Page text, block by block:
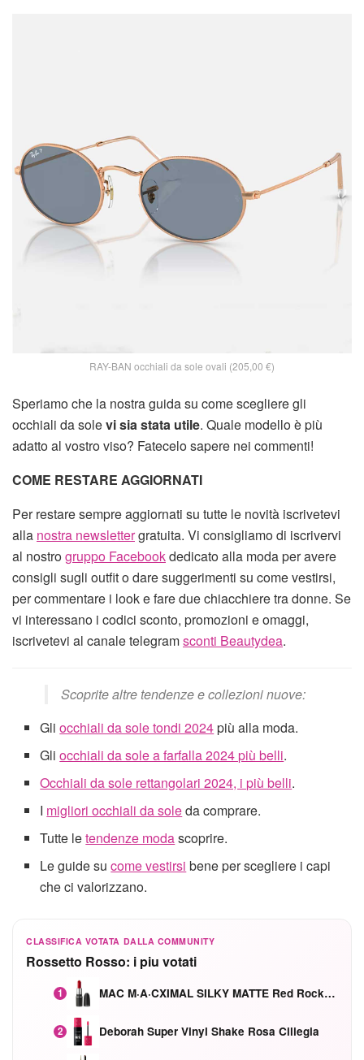
RAY-BAN occhiali da sole ovali (205,00 €)
Speriamo che la nostra guida su come scegliere gli
occhiali da solevi sia stata utile. Quale modello è più
adatto al vostro viso? Fatecelo sapere nei commenti!
COME RESTARE AGGIORNATI
Per restare sempre aggiornati su tutte le novità iscrivetevi
alla nostra newslettergratuita. Vi consigliamo di iscrivervi
al nostrogruppo Facebookdedicato alla moda per avere
consigli sugli outfit o dare suggerimenti su come vestirsi,
per commentare i look e fare due chiacchiere tra donne. Se
vi interessano i codici sconto, promozioni e omaggi,
iscrivetevi al canale telegramsconti Beautydea.
Scoprite altre tendenze e collezioni nuove:
Gliocchiali da sole tondi 2024più alla moda.
Gliocchiali da sole a farfalla 2024 più belli.
Occhiali da sole rettangolari 2024, i più belli.
I migliori occhiali da soleda comprare.
Tutte letendenze modascoprire.
Le guide sucome vestirsi bene per scegliere i capi
che ci valorizzano.
CLASSIFICA VOTATA DALLA COMMUNITY
Rossetto Rosso: i piu votati
1 MAC M·A·CXIMAL SILKY MATTE Red Rock mat
2 Deborah Super Vinyl Shake Rosa Ciliegia